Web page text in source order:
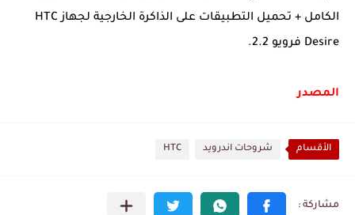
الكامل + تحميل التطبيقات على الذاكرة الخارجية لجهاز HTC
Desire فرويو 2.2.
المصدر
الأقسام شروحات اندرويد HTC